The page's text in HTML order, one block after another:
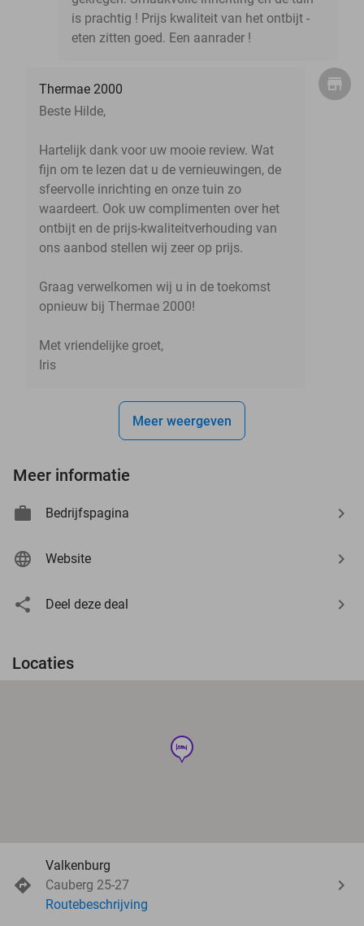
is prachtig ! Prijs kwaliteit van het ontbijt -
eten zitten goed. Een aanrader !
Thermae 2000
Beste Hilde,
Hartelijk dank voor uw mooie review. Wat
fijn om te lezen dat u de vernieuwingen, de
sfeervolle inrichting en onze tuin zo
waardeert. Ook uw complimenten over het
ontbijt en de prijs-kwaliteitverhouding van
ons aanbod stellen wij zeer op prijs.
Graag verwelkomen wij u in de toekomst
opnieuw bij Thermae 2000!
Met vriendelijke groet,
Iris
Meer weergeven
Meer informatie
Bedrijfspagina
Website
Deel deze deal
Locaties
hotel
Valkenburg
Cauberg 25-27
Routebeschrijving